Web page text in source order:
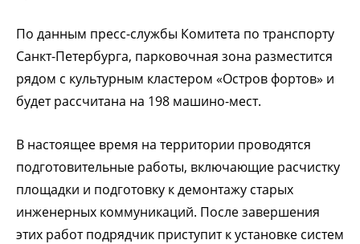
По данным пресс-службы Комитета по транспорту
Санкт-Петербурга, парковочная зона разместится
рядом с культурным кластером «Остров фортов» и
будет рассчитана на 198 машино-мест.
В настоящее время на территории проводятся
подготовительные работы, включающие расчистку
площадки и подготовку к демонтажу старых
инженерных коммуникаций. После завершения
этих работ подрядчик приступит к установке систем